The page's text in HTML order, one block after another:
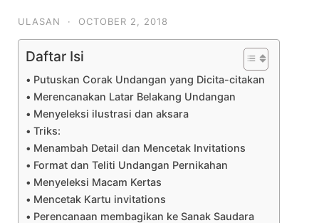
ULASAN · OCTOBER 2, 2018
Daftar Isi
Putuskan Corak Undangan yang Dicita-citakan
Merencanakan Latar Belakang Undangan
Menyeleksi ilustrasi dan aksara
Triks:
Menambah Detail dan Mencetak Invitations
Format dan Teliti Undangan Pernikahan
Menyeleksi Macam Kertas
Mencetak Kartu invitations
Perencanaan membagikan ke Sanak Saudara